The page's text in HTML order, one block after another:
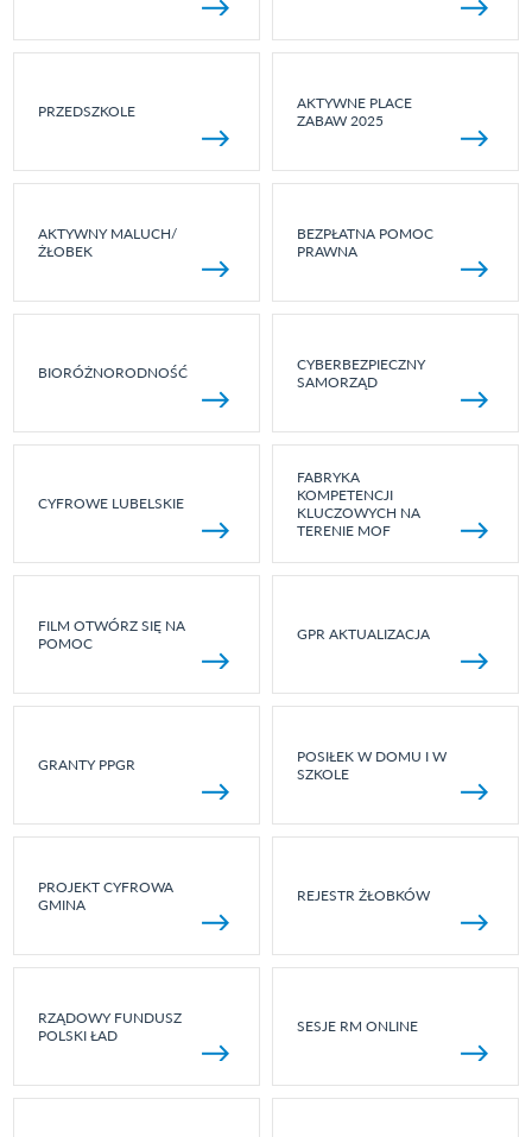
PRZEDSZKOLE
AKTYWNE PLACE
ZABAW 2025
AKTYWNY MALUCH/
ŻŁOBEK
BEZPŁATNA POMOC
PRAWNA
BIORÓŻNORODNOŚĆ
CYBERBEZPIECZNY
SAMORZĄD
CYFROWE LUBELSKIE
FABRYKA
KOMPETENCJI
KLUCZOWYCH NA
TERENIE MOF
FILM OTWÓRZ SIĘ NA
POMOC
GPR AKTUALIZACJA
GRANTY PPGR
POSIŁEK W DOMU I W
SZKOLE
PROJEKT CYFROWA
GMINA
REJESTR ŻŁOBKÓW
RZĄDOWY FUNDUSZ
POLSKI ŁAD
SESJE RM ONLINE